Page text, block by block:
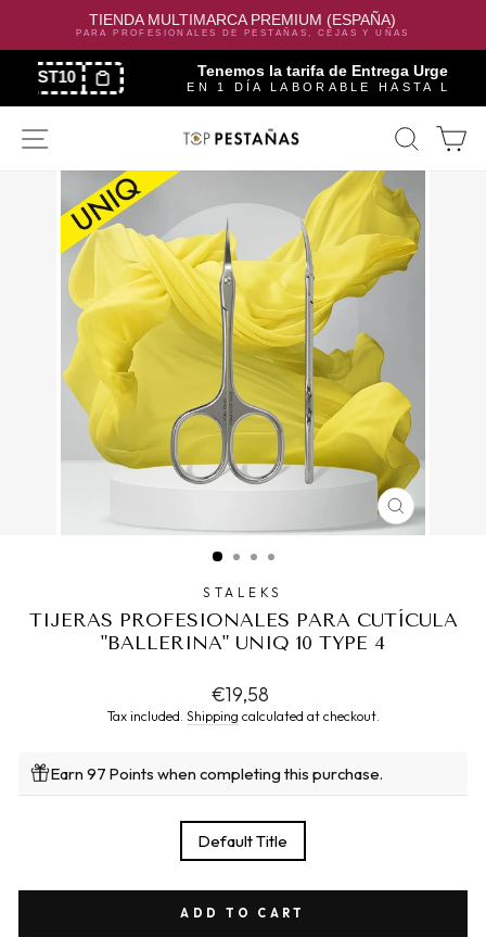
TIENDA MULTIMARCA PREMIUM (ESPAÑA)
PARA PROFESIONALES DE PESTAÑAS, CEJAS Y UÑAS
Tenemos la tarifa de Entrega Urgente 7,90€
EN 1 DÍA LABORABLE HASTA LAS 14:00
SITE NAVIGATION
CLOSE
(ESC)
STALEKS
TIJERAS PROFESIONALES PARA CUTÍCULA
"BALLERINA" UNIQ 10 TYPE 4
Regular
price
€19,58
Tax included. Shipping calculated at checkout.
Earn 97 Points when completing this purchase.
Default Title
ADD TO CART